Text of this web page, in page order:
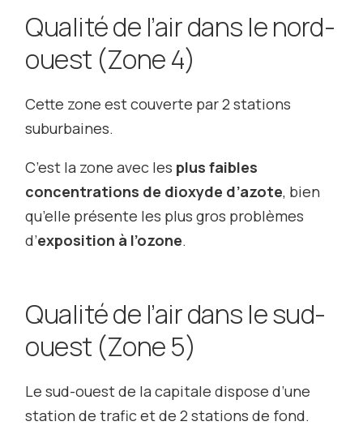
Qualité de l’air dans le nord-
ouest (Zone 4)
Cette zone est couverte par 2 stations
suburbaines.
C’est la zone avec les plus faibles
concentrations de dioxyde d’azote, bien
qu’elle présente les plus gros problèmes
d’exposition à l’ozone.
Qualité de l’air dans le sud-
ouest (Zone 5)
Le sud-ouest de la capitale dispose d’une
station de trafic et de 2 stations de fond.